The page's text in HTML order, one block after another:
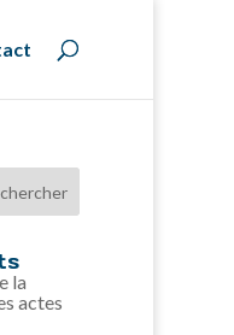
la
actes